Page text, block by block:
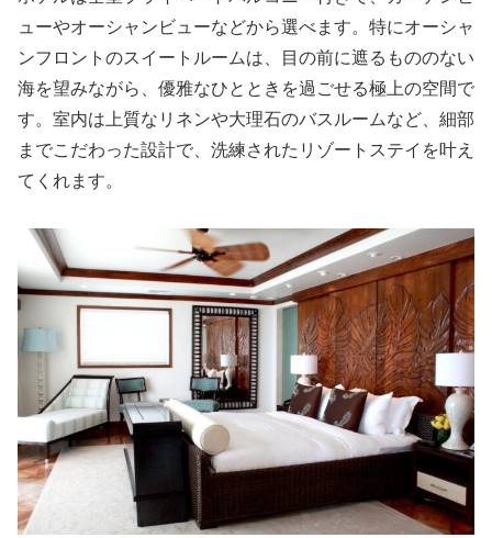
ューやオーシャンビューなどから選べます。特にオーシャ
ンフロントのスイートルームは、目の前に遮るもののない
海を望みながら、優雅なひとときを過ごせる極上の空間で
す。室内は上質なリネンや大理石のバスルームなど、細部
までこだわった設計で、洗練されたリゾートステイを叶え
てくれます。